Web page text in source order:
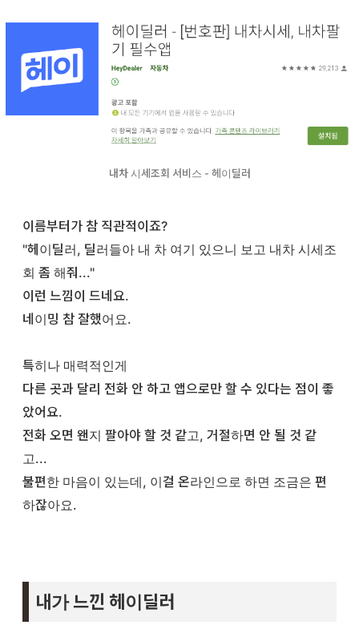
내차 시세조회 서비스 - 헤이딜러
이름부터가 참 직관적이죠?
"헤이딜러, 딜러들아 내 차 여기 있으니 보고 내차 시세조
회 좀 해줘..."
이런 느낌이 드네요.
네이밍 참 잘했어요.
특히나 매력적인게
다른 곳과 달리 전화 안 하고 앱으로만 할 수 있다는 점이 좋
았어요.
전화 오면 왠지 팔아야 할 것 같고, 거절하면 안 될 것 같
고...
불편한 마음이 있는데, 이걸 온라인으로 하면 조금은 편
하잖아요.
내가 느낀 헤이딜러